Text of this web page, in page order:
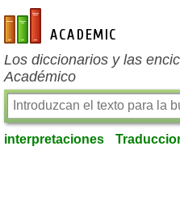
es-academic.com
Los diccionarios y las
Académico
interpretaciones